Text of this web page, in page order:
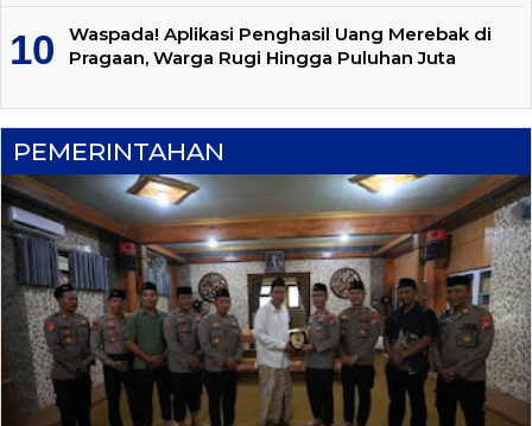
Waspada! Aplikasi Penghasil Uang Merebak di
Pragaan, Warga Rugi Hingga Puluhan Juta
PEMERINTAHAN